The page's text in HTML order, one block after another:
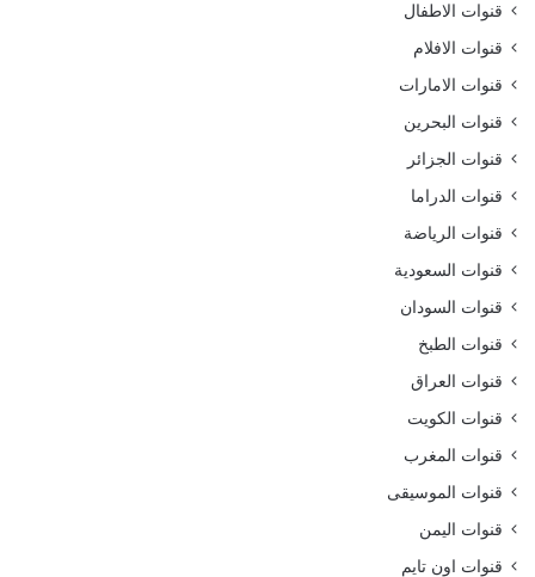
قنوات الاطفال
قنوات الافلام
قنوات الامارات
قنوات البحرين
قنوات الجزائر
قنوات الدراما
قنوات الرياضة
قنوات السعودية
قنوات السودان
قنوات الطبخ
قنوات العراق
قنوات الكويت
قنوات المغرب
قنوات الموسيقى
قنوات اليمن
قنوات اون تايم